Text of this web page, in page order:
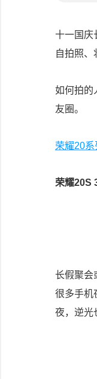
十一国庆
自拍照、
如何拍的
友圈。
荣耀20
荣耀20S
长假聚会
很多手机
夜，逆光